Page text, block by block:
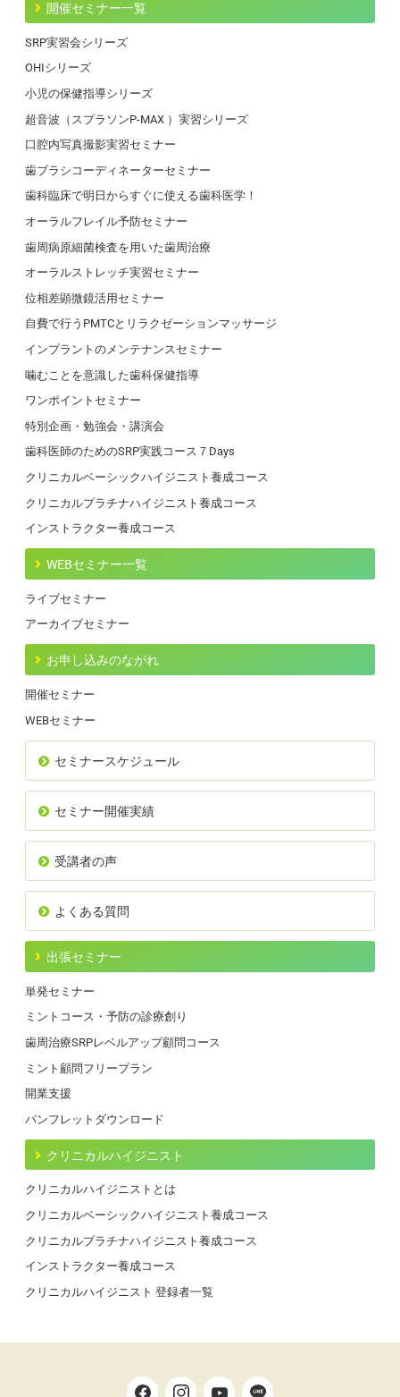
開催セミナー一覧
SRP実習会シリーズ
OHIシリーズ
小児の保健指導シリーズ
超音波（スプラソンP-MAX ）実習シリーズ
口腔内写真撮影実習セミナー
歯ブラシコーディネーターセミナー
歯科臨床で明日からすぐに使える歯科医学！
オーラルフレイル予防セミナー
歯周病原細菌検査を用いた歯周治療
オーラルストレッチ実習セミナー
位相差顕微鏡活用セミナー
自費で行うPMTCとリラクゼーションマッサージ
インプラントのメンテナンスセミナー
噛むことを意識した歯科保健指導
ワンポイントセミナー
特別企画・勉強会・講演会
歯科医師のためのSRP実践コース７Days
クリニカルベーシックハイジニスト養成コース
クリニカルプラチナハイジニスト養成コース
インストラクター養成コース
WEBセミナー一覧
ライブセミナー
アーカイブセミナー
お申し込みのながれ
開催セミナー
WEBセミナー
セミナースケジュール
セミナー開催実績
受講者の声
よくある質問
出張セミナー
単発セミナー
ミントコース・予防の診療創り
歯周治療SRPレベルアップ顧問コース
ミント顧問フリープラン
開業支援
パンフレットダウンロード
クリニカルハイジニスト
クリニカルハイジニストとは
クリニカルベーシックハイジニスト養成コース
クリニカルプラチナハイジニスト養成コース
インストラクター養成コース
クリニカルハイジニスト 登録者一覧